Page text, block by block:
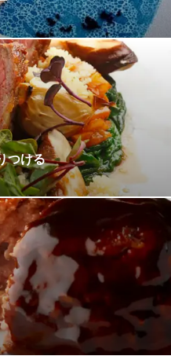
8号館3F
ス席やバーカウンターで、
みいただけます。 海洋深層水
「8TH SEA OYSTER」やサス
たスウェーデン産のキャビア
グがおすすめです。
つける
る「仔羊のロースト」は、カ
シェフの技が光る。ラタトゥ
菜が添えられて、ボリューム
いからとアラカルトのみ。フ
、みんなでシェアでどう